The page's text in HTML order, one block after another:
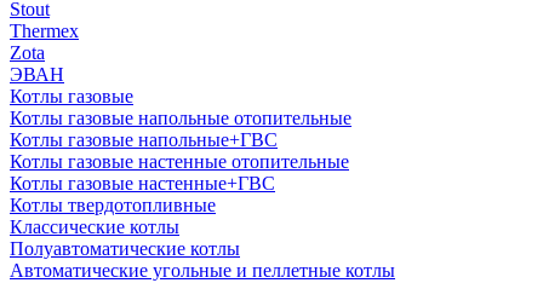
Stout
Thermex
Zota
ЭВАН
Котлы газовые
Котлы газовые напольные отопительные
Котлы газовые напольные+ГВС
Котлы газовые настенные отопительные
Котлы газовые настенные+ГВС
Котлы твердотопливные
Классические котлы
Полуавтоматические котлы
Автоматические угольные и пеллетные котлы